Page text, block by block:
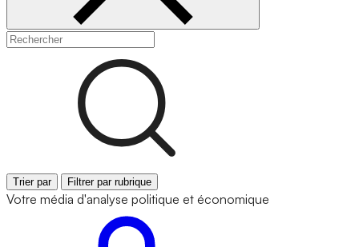
Trier par Filtrer par rubrique
Votre média d'analyse politique et économique